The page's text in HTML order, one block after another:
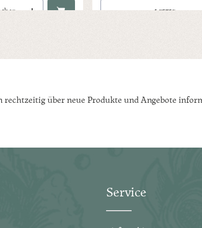
Anzahl zu erhöhen oder zu reduzieren.
Wert ein oder benutze die Schaltflächen um die
Produkt Anzahl: Gib den
x175g
über neue Produkte und Angebote
Service